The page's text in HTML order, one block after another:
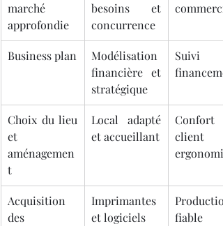
marché
approfondie
besoins et
concurrence
Business plan
Modélisation
financière et
stratégique
Suivi
Choix du lieu
et
aménagemen
t
Local adapté
et accueillant
Confort
client
ergonomie
Acquisition
des
Imprimantes
et logiciels
fiable